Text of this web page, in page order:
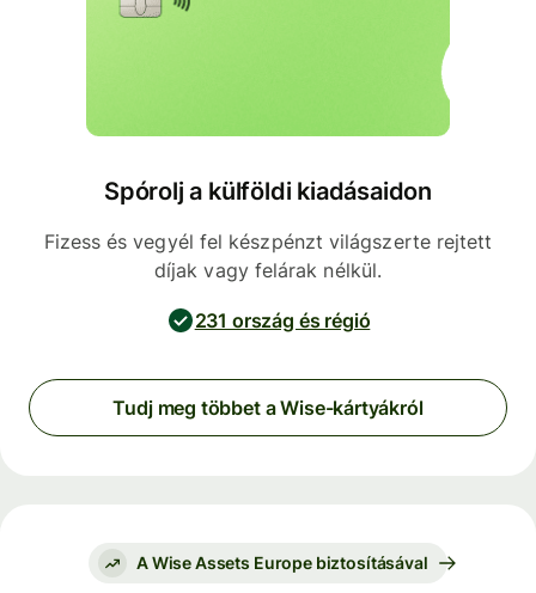
Spórolj a külföldi kiadásaidon
Fizess és vegyél fel készpénzt világszerte rejtett
díjak vagy felárak nélkül.
231 ország és régió
Tudj meg többet a Wise-kártyákról
A Wise Assets Europe biztosításával